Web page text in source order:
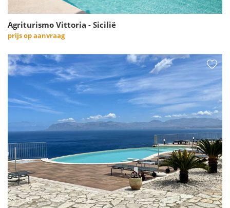
Agriturismo Vittoria - Sicilië
prijs op aanvraag